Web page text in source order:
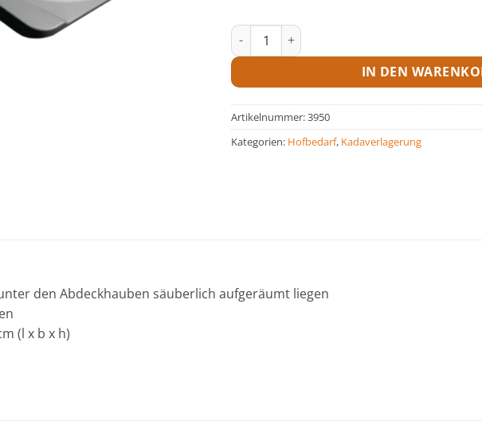
Platte stationär f Kadaverhaub Menge
IN DEN
Artikelnummer:3950
Kategorien: Hofbedarf, Kadaverlagerung
den Abdeckhauben säuberlich aufgeräumt liegen
(l x b x h)